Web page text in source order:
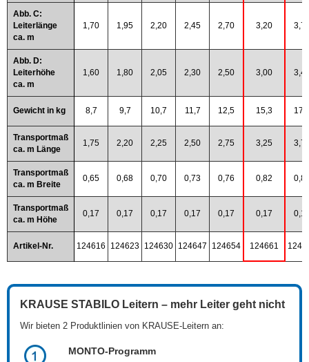
Abb. C:
Leiterlänge
ca. m
1,70 1,95 2,20 2,45 2,70 3,20
Abb. D:
Leiterhöhe
ca. m
1,60 1,80 2,05 2,30 2,50 3,00
Gewicht in kg 8,7 9,7 10,7 11,7 12,5 15,3
Transportmaß
ca. m Länge
1,75 2,20 2,25 2,50 2,75 3,25
Transportmaß
ca. m Breite
0,65 0,68 0,70 0,73 0,76 0,82
Transportmaß
ca. m Höhe
0,17 0,17 0,17 0,17 0,17 0,17
Artikel-Nr. 124616 124623 124630 124647 124654 124661
KRAUSE STABILO Leitern – mehr Leiter geht nicht
Wir bieten 2 Produktlinien von KRAUSE-Leitern an:
MONTO-Programm